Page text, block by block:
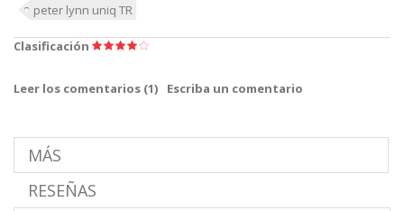
peter lynn uniq TR
Clasificación
Leer los comentarios (1) Escriba un comentario
MÁS
RESEÑAS